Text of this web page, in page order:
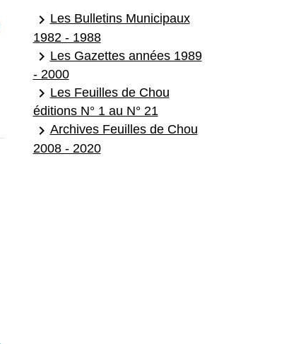
keyboard_arrow_rightLes Bulletins Municipaux
1982 - 1988
keyboard_arrow_rightLes Gazettes années 1989
- 2000
keyboard_arrow_rightLes Feuilles de Chou
éditions N° 1 au N° 21
keyboard_arrow_rightArchives Feuilles de Chou
2008 - 2020